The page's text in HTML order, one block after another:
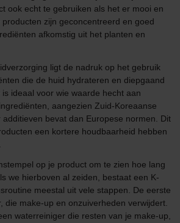
ook echt te gebruiken als het er mooi en
zijn geconcentreerd en goed
afkomstig uit het planten en
ligt de nadruk op het gebruik
die de huid hydrateren en diepgaand
ideaal voor wie waarde hecht aan
aangezien Zuid-Koreaanse
bevat dan Europese normen. Dit
een kortere houdbaarheid hebben
op je product om te zien hoe lang
we hierboven al zeiden, bestaat een K-
meestal uit vele stappen. De eerste
die make-up en onzuiverheden verwijdert.
waterreiniger die resten van je make-up,